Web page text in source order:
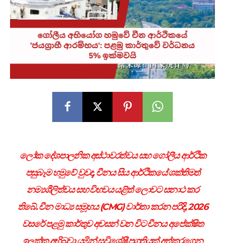
ලෝක දේශපාලනික අස්ථාවරත්වය සහ ගෝලීය ආර්ථික
පසුබෑම හමුවේ වුවද, චීනය සිය ආර්ථිකයේ ශක්තිමත්
නම්‍යශීලිත්වය සහ විභවය යළිත් ලොවට සනාථ කර
තිබේ. චීන මාධ්‍ය සමූහය (CMG) වාර්තා කරන පරිදි, 2026
වසරේ පළමු කාර්තුව අවසන් වන විට චීනය අපේක්ෂිත